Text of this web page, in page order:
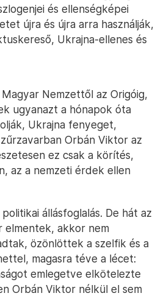
és ellenségképei
újra és újra arra használják,
Ukrajna-ellenes és
Nemzettől az Origóig,
ugyanazt a hónapok óta
Ukrajna fenyeget,
Orbán Viktor az
ez csak a körítés,
az a nemzeti érdek ellen
állásfoglalás. De hát az
elmentek, akkor nem
özönlöttek a szelfik és a
magasra téve a lécet:
emlegetve elkötelezte
Orbán Viktor nélkül el sem